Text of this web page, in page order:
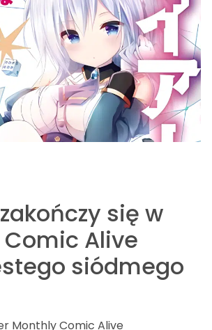
się w
Alive
siódmego
Monthly Comic Alive